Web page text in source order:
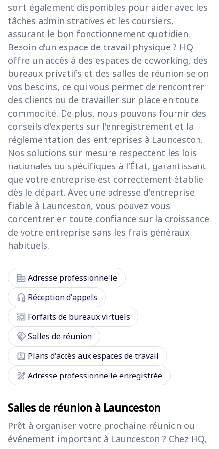
sont également disponibles pour aider avec les
tâches administratives et les coursiers,
assurant le bon fonctionnement quotidien.
Besoin d'un espace de travail physique ? HQ
offre un accès à des espaces de coworking, des
bureaux privatifs et des salles de réunion selon
vos besoins, ce qui vous permet de rencontrer
des clients ou de travailler sur place en toute
commodité. De plus, nous pouvons fournir des
conseils d'experts sur l'enregistrement et la
réglementation des entreprises à Launceston.
Nos solutions sur mesure respectent les lois
nationales ou spécifiques à l'État, garantissant
que votre entreprise est correctement établie
dès le départ. Avec une adresse d'entreprise
fiable à Launceston, vous pouvez vous
concentrer en toute confiance sur la croissance
de votre entreprise sans les frais généraux
habituels.
corporate_fareAdresse professionnelle
headset_mic Réception d'appels
cast_connected Forfaits de bureaux virtuels
handshakeSalles de réunion
assignment_ind Plans d'accès aux espaces de travail
draw Adresse professionnelle enregistrée
Salles de réunion à Launceston
Prêt à organiser votre prochaine réunion ou
événement important à Launceston ? Chez HQ,